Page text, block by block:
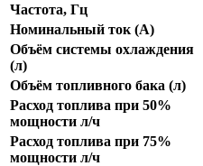
Частота, Гц
Номинальный ток (А)
Объём системы охлаждения
(л)
Объём топливного бака (л)
Расход топлива при 50%
мощности л/ч
Расход топлива при 75%
мощности л/ч